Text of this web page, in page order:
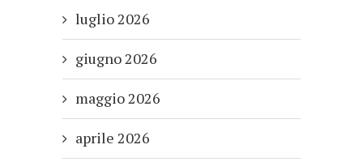
luglio 2026
giugno 2026
maggio 2026
aprile 2026